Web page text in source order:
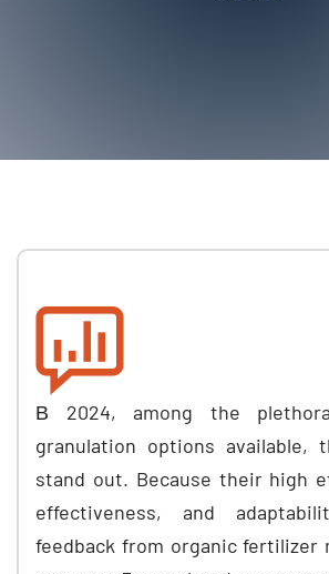
В 2024, among the
granulation options available,
stand out. Because their high
effectiveness, and
feedback from organic fertilizer